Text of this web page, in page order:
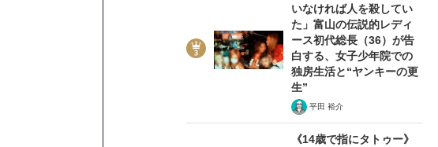
いなければ人を殺してい
た」富山の伝説的レディ
ース初代総長（36）が告
白する、女子少年院での
独房生活と“ヤンキーの更
生”
平田 裕介
《14歳で指にタトゥー》